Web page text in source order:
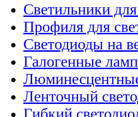
Светильники
Профиля для
Светодиоды на
Галогенные
Ленточный